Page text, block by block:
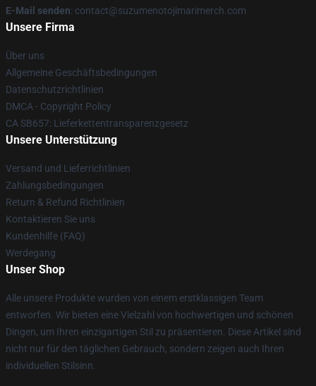
E-Mail senden: contact@suzumenotojimarimerch.com
Unsere Firma
Über uns
Allgemeine Geschäftsbedingungen
Datenschutzrichtlinien
DMCA - Copyright Policy
CA SB657: Lieferkettentransparenzgesetz
Unsere Unterstützung
Versand und Lieferrichtlinien
Zahlungsbedingungen
Return & Refund Richtlinien
Kontaktieren Sie uns
Kundenhilfe (FAQ)
Werdegang
Unser Shop
Alle unsere Produkte wurden von einem erstklassigen Team
entworfen. Wir bieten eine Vielzahl von hochwertigen und schönen
Dingen, um Ihren einzigartigen Stil zu präsentieren. Diese Artikel sind
nicht nur für den täglichen Gebrauch, sondern zeigen auch Ihren
individuellen Stilsinn.